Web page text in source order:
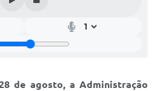
de agosto, a Administração